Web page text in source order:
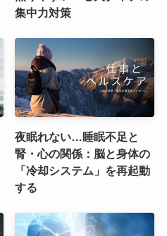
集中力対策
夜眠れない…睡眠不足と
腎・心の関係：脳と身体の
「冷却システム」を再起動
する